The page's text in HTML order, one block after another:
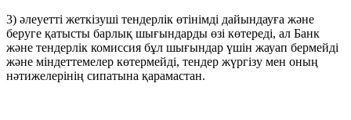
3) әлеуетті жеткізуші тендерлік өтінімді дайындауға және
беруге қатысты барлық шығындарды өзі көтереді, ал Банк
және тендерлік комиссия бұл шығындар үшін жауап бермейді
және міндеттемелер көтермейді, тендер жүргізу мен оның
нәтижелерінің сипатына қарамастан.